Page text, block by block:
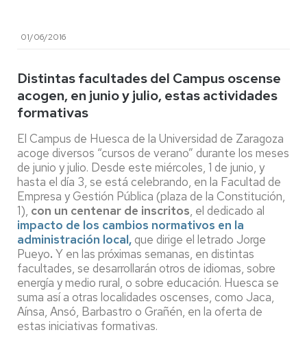
01/06/2016
Distintas facultades del Campus oscense
acogen, en junio y julio, estas actividades
formativas
El Campus de Huesca de la Universidad de Zaragoza
acoge diversos “cursos de verano” durante los meses
de junio y julio. Desde este miércoles, 1 de junio, y
hasta el día 3, se está celebrando, en la Facultad de
Empresa y Gestión Pública (plaza de la Constitución,
1), con un centenar de inscritos, el dedicado al
impacto de los cambios normativos en la
administración local,que dirige el letrado Jorge
Pueyo. Y en las próximas semanas, en distintas
facultades, se desarrollarán otros de idiomas, sobre
energía y medio rural, o sobre educación. Huesca se
suma así a otras localidades oscenses, como Jaca,
Aínsa, Ansó, Barbastro o Grañén, en la oferta de
estas iniciativas formativas.